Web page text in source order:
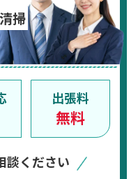
掃
出張料
無料
談ください